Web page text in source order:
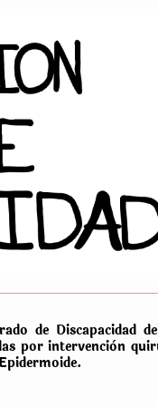
de Discapacidad
por intervenciòn